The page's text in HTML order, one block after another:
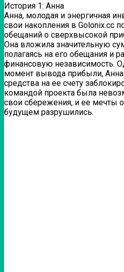
История 1: Анна
Анна, молодая и энергичная
свои накопления в Golonix.cc
обещаний о сверхвысокой
Она вложила значительную
полагаясь на его обещания и
финансовую независимость.
момент вывода прибыли, Анна
средства на ее счету
командой проекта была
свои сбережения, и ее мечты
будущем разрушились.